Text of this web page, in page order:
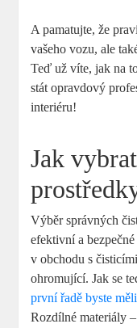
A pamatujte, že
vašeho vozu, ale
Teď už víte, jak na
stát opravdový
interiéru!
Jak
Výběr správných
efektivní a
v obchodu s
ohromující. Jak se
první řadě byste
Rozdílné materiály